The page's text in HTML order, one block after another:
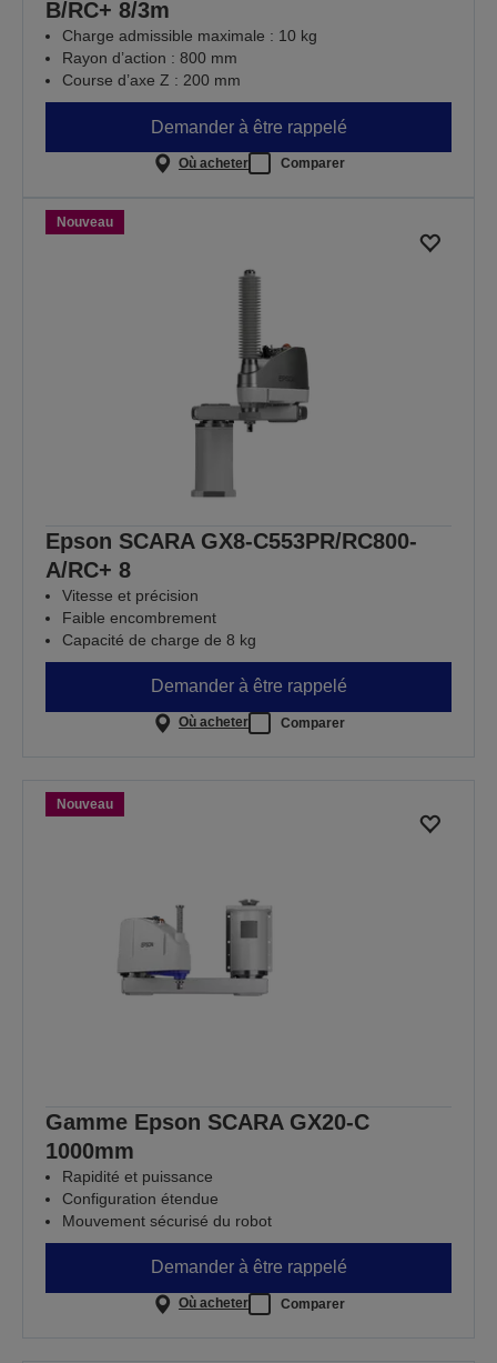
B/RC+ 8/3m
Charge admissible maximale : 10 kg
Rayon d’action : 800 mm
Course d’axe Z : 200 mm
Demander à être rappelé
Où acheter Comparer
Nouveau
Epson SCARA GX8-C553PR/RC800-
A/RC+ 8
Vitesse et précision
Faible encombrement
Capacité de charge de 8 kg
Demander à être rappelé
Où acheter Comparer
Nouveau
Gamme Epson SCARA GX20-C
1000mm
Rapidité et puissance
Configuration étendue
Mouvement sécurisé du robot
Demander à être rappelé
Où acheter Comparer